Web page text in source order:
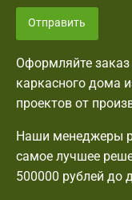
Отправить
Оформляйте заказ
каркасного дома
проектов от
Наши менеджеры
самое лучшее
500000 рублей до